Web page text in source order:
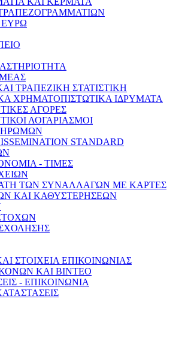
ΕΥΡΩ
ΤΡΑΠΕΖΙΚΗ ΣΤΑΤΙΣΤΙΚΗ
ΧΡΗΜΑΤΟΠΙΣΤΩΤΙΚΑ ΙΔΡΥΜΑΤΑ
ΑΓΟΡΕΣ
ΛΟΓΑΡΙΑΣΜΟΙ
STANDARD
- ΤΙΜΕΣ
ΤΩΝ ΣΥΝΑΛΛΑΓΩΝ ΜΕ ΚΑΡΤΕΣ
ΚΑΙ ΚΑΘΥΣΤΕΡΗΣΕΩΝ
ΣΤΟΙΧΕΙΑ ΕΠΙΚΟΙΝΩΝΙΑΣ
ΚΑΙ ΒΙΝΤΕΟ
- ΕΠΙΚΟΙΝΩΝΙΑ